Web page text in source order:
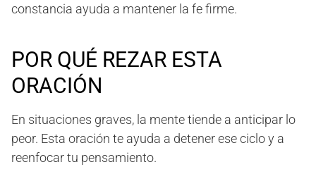
constancia ayuda a mantener la fe firme.
POR QUÉ REZAR ESTA
ORACIÓN
En situaciones graves, la mente tiende a anticipar lo
peor. Esta oración te ayuda a detener ese ciclo y a
reenfocar tu pensamiento.